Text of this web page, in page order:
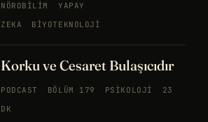
NÖROBILIM
YAPAY
ZEKA
BIYOTEKNOLOJI
Korku ve Cesaret Bulaşıcıdır
PODCAST BÖLÜM 179 PSIKOLOJI
23
DK